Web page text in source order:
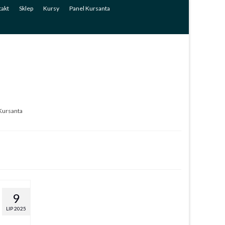
Sklep Kursy Panel Kursanta
9
LIP 2025